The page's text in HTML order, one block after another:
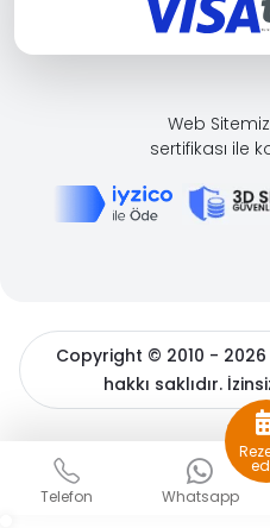
Web Sitemiz
sertifikası ile
Copyright © 2010 -
hakkı saklıdır.
Telefon Whatsapp
Sizlere daha iyi bir
kullanıyoruz. Detaylı bilgiler
Verilerin Korunmasıhakkında